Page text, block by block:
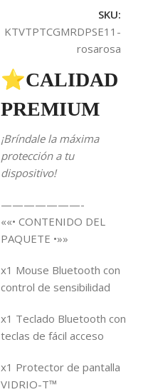
SKU:
KTVTPTCGMRDPSE11-
rosarosa
⭐CALIDAD
PREMIUM
¡Bríndale la máxima
protección a tu
dispositivo!
———————-
««• CONTENIDO DEL
PAQUETE •»»
x1 Mouse Bluetooth con
control de sensibilidad
x1 Teclado Bluetooth con
teclas de fácil acceso
x1 Protector de pantalla
VIDRIO-T™